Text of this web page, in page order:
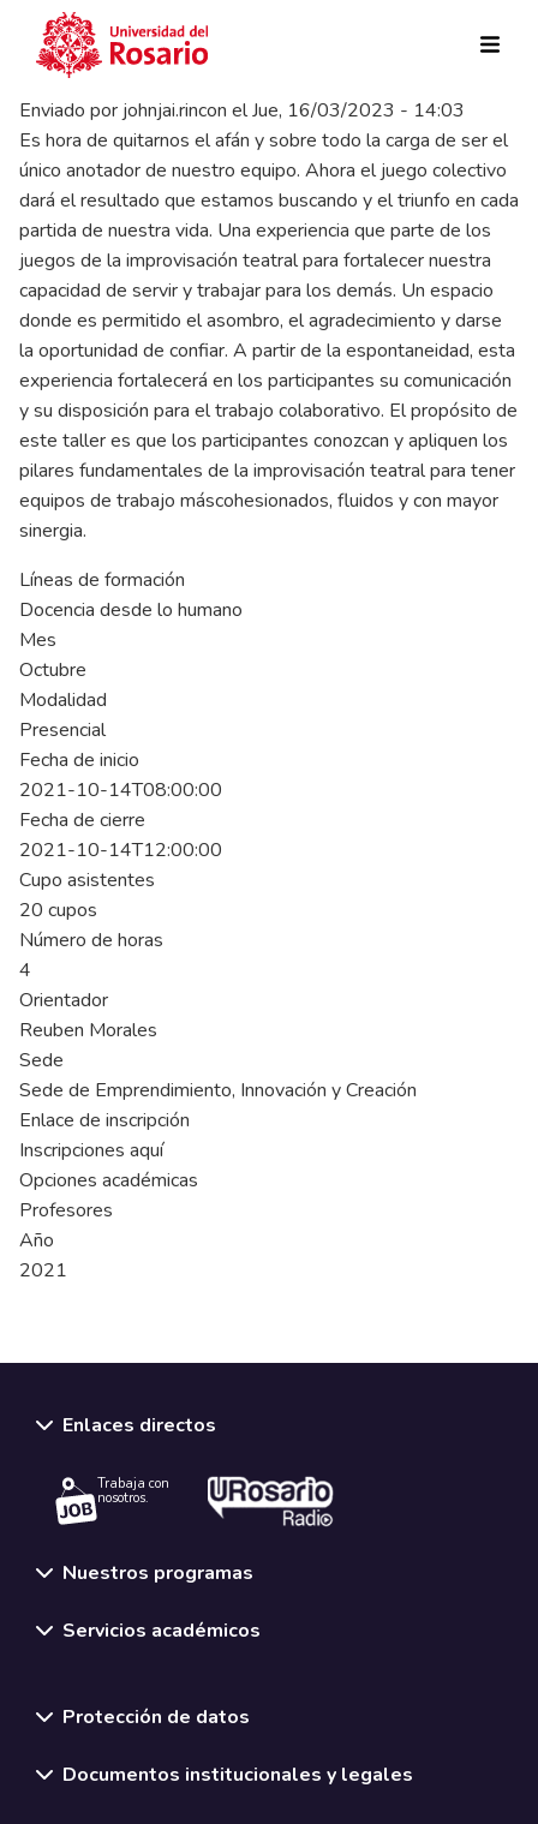
Pasar al contenido principal
Enviado por johnjai.rincon elJue, 16/03/2023 - 14:03
Es hora de quitarnos el afán y sobre todo la carga de ser el
único anotador de nuestro equipo. Ahora el juego colectivo
dará el resultado que estamos buscando y el triunfo en cada
partida de nuestra vida. Una experiencia que parte de los
juegos de la improvisación teatral para fortalecer nuestra
capacidad de servir y trabajar para los demás. Un espacio
donde es permitido el asombro, el agradecimiento y darse
la oportunidad de confiar. A partir de la espontaneidad, esta
experiencia fortalecerá en los participantes su comunicación
y su disposición para el trabajo colaborativo. El propósito de
este taller es que los participantes conozcan y apliquen los
pilares fundamentales de la improvisación teatral para tener
equipos de trabajo máscohesionados, fluidos y con mayor
sinergia.
Líneas de formación
Docencia desde lo humano
Mes
Octubre
Modalidad
Presencial
Fecha de inicio
2021-10-14T08:00:00
Fecha de cierre
2021-10-14T12:00:00
Cupo asistentes
20 cupos
Número de horas
4
Orientador
Reuben Morales
Sede
Sede de Emprendimiento, Innovación y Creación
Enlace de inscripción
Inscripciones aquí
Opciones académicas
Profesores
Año
2021
Enlaces directos
Trabaja con
nosotros.
Nuestros programas
Servicios académicos
Protección de datos
Documentos institucionales y legales